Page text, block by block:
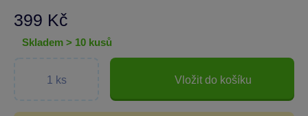
399 Kč
skladem > 10 kusů
Vložit do košíku